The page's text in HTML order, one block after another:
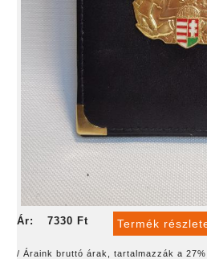
Ár: 7330 Ft Termék
/ Áraink bruttó árak, tartalmazzák a